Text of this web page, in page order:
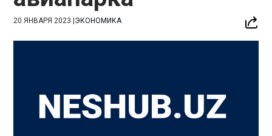
20 ЯНВАРЯ 2023 |ЭКОНОМИКА